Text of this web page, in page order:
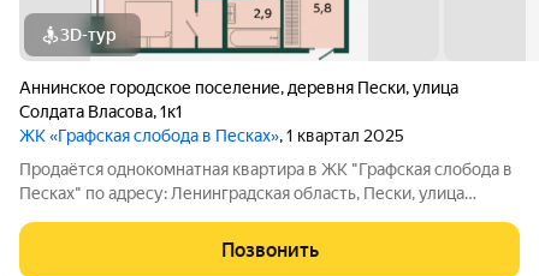
3D-тур
Аннинское городское поселение, деревня Пески,улица
Солдата Власова,1к1
ЖК «Графская слобода в Песках», 1 квартал 2025
Продаётся однокомнатная квартира в ЖК "Графская слобода в
Песках" по адресу: Ленинградская область, Пески, улица
59 минутах на транспорте от метро "Проспект Ветеранов",
рядом с ж/д
Позвонить